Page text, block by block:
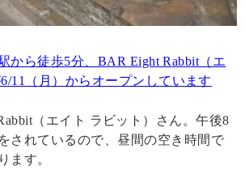
から徒歩5分、BAR Eight Rabbit（エ
11（月）からオープンしています
（エイト ラビット）さん。午後8
されているので、昼間の空き時間で
ます。